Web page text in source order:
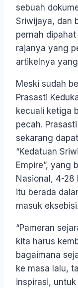
sebuah
Sriwijaya, dan
pernah
rajanya yang
artikelnya
Meski sudah
Prasasti
kecuali ketiga
pecah.
sekarang
“Kedatuan
Empire”, yang
Nasional, 4-28
itu berada
masuk eksebisi.
“Pameran
kita harus
bagaimana
ke masa lalu,
inspirasi,